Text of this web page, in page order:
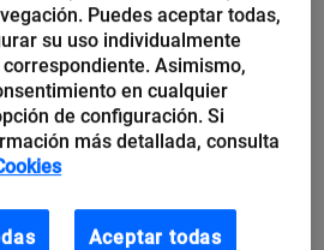
haces sirva (aún más) para
de conseguir más ventas y
seríamejorar la eficacia
menos errores, eliminar
y aprovechar bien cada tiempo
Puedes aceptar todas,
su uso individualmente
Asimismo,
en cualquier
de configuración. Si
más detallada, consulta
Aceptar todas